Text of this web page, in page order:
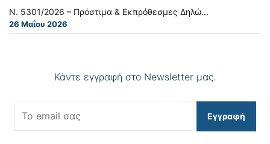
Ν. 5301/2026 – Πρόστιμα & Εκπρόθεσμες Δηλώ...
26 Μαΐου 2026
Κάντε εγγραφή στο Newsletter μας.
Εγγραφή